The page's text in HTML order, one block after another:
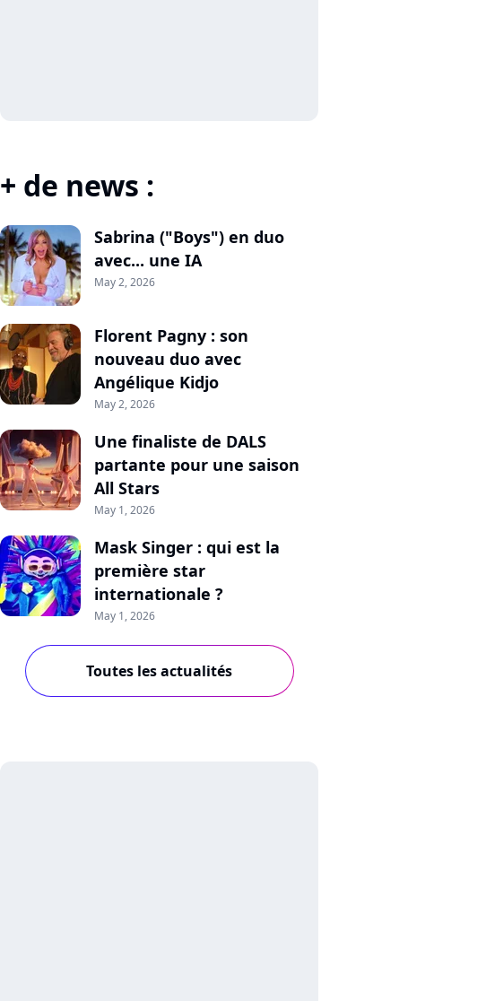
+ de news :
Sabrina ("Boys") en duo
avec... une IA
May 2, 2026
Florent Pagny : son
nouveau duo avec
Angélique Kidjo
May 2, 2026
Une finaliste de DALS
partante pour une saison
All Stars
May 1, 2026
Mask Singer : qui est la
première star
internationale ?
May 1, 2026
Toutes les actualités